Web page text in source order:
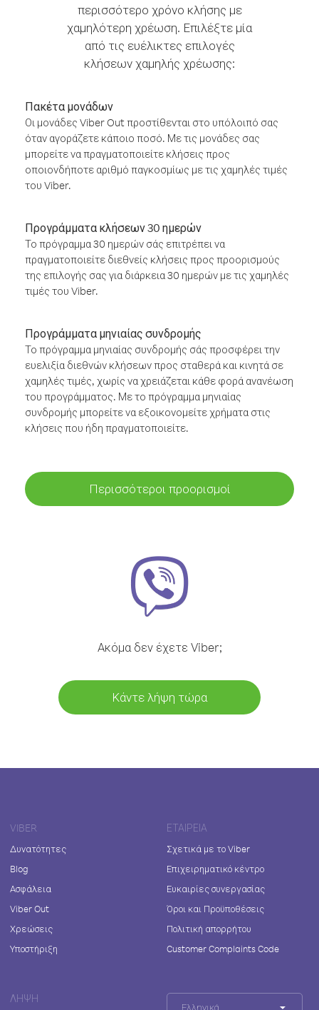
περισσότερο χρόνο κλήσης με
χαμηλότερη χρέωση. Επιλέξτε μία
από τις ευέλικτες επιλογές
κλήσεων χαμηλής χρέωσης:
Πακέτα μονάδων
Οι μονάδες Viber Out προστίθενται στο υπόλοιπό σας
όταν αγοράζετε κάποιο ποσό. Με τις μονάδες σας
μπορείτε να πραγματοποιείτε κλήσεις προς
οποιονδήποτε αριθμό παγκοσμίως με τις χαμηλές τιμές
του Viber.
Προγράμματα κλήσεων 30 ημερών
Το πρόγραμμα 30 ημερών σάς επιτρέπει να
πραγματοποιείτε διεθνείς κλήσεις προς προορισμούς
της επιλογής σας για διάρκεια 30 ημερών με τις χαμηλές
τιμές του Viber.
Προγράμματα μηνιαίας συνδρομής
Το πρόγραμμα μηνιαίας συνδρομής σάς προσφέρει την
ευελιξία διεθνών κλήσεων προς σταθερά και κινητά σε
χαμηλές τιμές, χωρίς να χρειάζεται κάθε φορά ανανέωση
του προγράμματος. Με το πρόγραμμα μηνιαίας
συνδρομής μπορείτε να εξοικονομείτε χρήματα στις
κλήσεις που ήδη πραγματοποιείτε.
Περισσότεροι προορισμοί
Ακόμα δεν έχετε Viber;
Κάντε λήψη τώρα
VIBER
Δυνατότητες
Blog
Ασφάλεια
Viber Out
Χρεώσεις
Υποστήριξη
ΕΤΑΙΡΕΊΑ
Σχετικά με το Viber
Επιχειρηματικό κέντρο
Ευκαιρίες συνεργασίας
Όροι και Προϋποθέσεις
Πολιτική απορρήτου
Customer Complaints Code
ΛΉΨΗ
Ελληνικά